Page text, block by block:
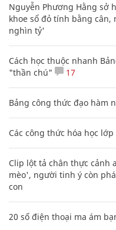
Nguyễn Phương Hằng sở
khoe sổ đỏ tính bằng
nghìn tỷ'
Cách học thuộc nhanh
"thần chú"
17
Bảng công thức đạo hàm
Các công thức hóa học
Clip lột tả chân thực cảnh
mèo', người tinh ý còn
con
20 số điện thoại ma ám